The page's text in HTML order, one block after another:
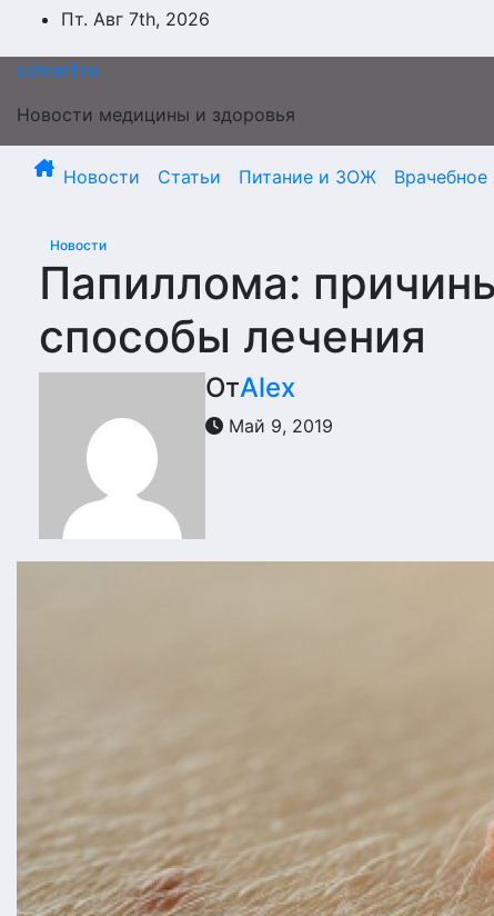
Перейти
содержимому
Пт. Авг 7th, 2026
cdmarf.ru
Новости медицины и здоровья
Новости Статьи Питание и ЗОЖ
Новости
Папиллома:
способы лечения
ОтAlex
Май 9, 2019